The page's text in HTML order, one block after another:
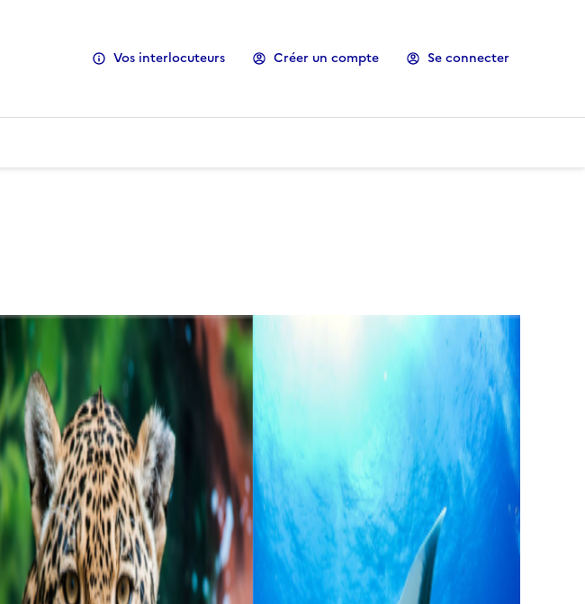
Vos interlocuteurs Créer un compte Se connecter